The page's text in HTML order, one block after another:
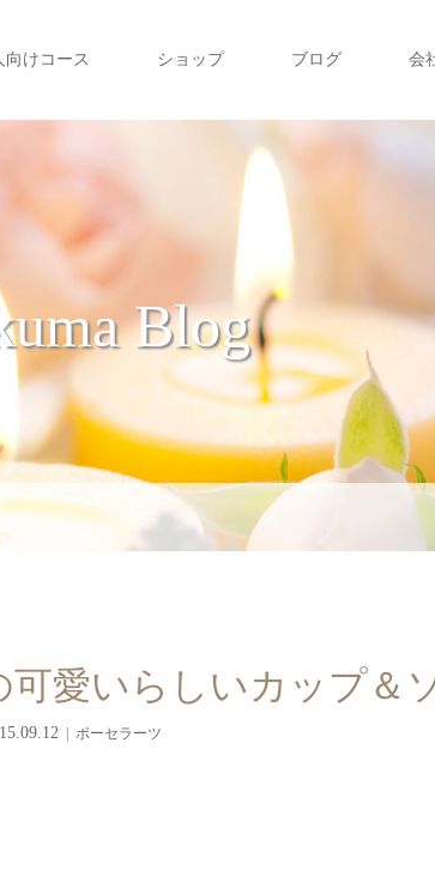
向けコース ショップ ブログ 会
Blog
愛いらしいカップ＆
ポーセラーツ